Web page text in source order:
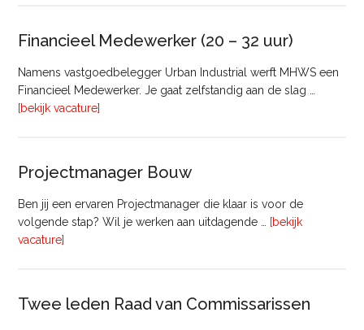
Financieel Medewerker (20 – 32 uur)
Namens vastgoedbelegger Urban Industrial werft MHWS een
Financieel Medewerker. Je gaat zelfstandig aan de slag …
[bekijk vacature]
32
uur)
Projectmanager Bouw
Ben jij een ervaren Projectmanager die klaar is voor de
volgende stap? Wil je werken aan uitdagende …
[bekijk
vacature]
Twee leden Raad van Commissarissen